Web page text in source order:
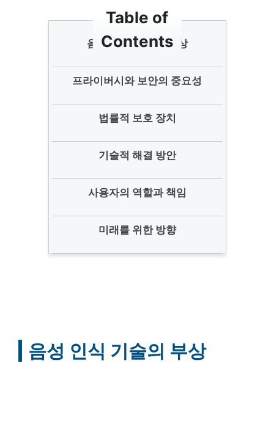
Table of
Contents
음성 인식 기술의 부상
프라이버시와 보안의 중요성
법률적 보호 장치
기술적 해결 방안
사용자의 역할과 책임
미래를 위한 방향
음성 인식 기술의 부상